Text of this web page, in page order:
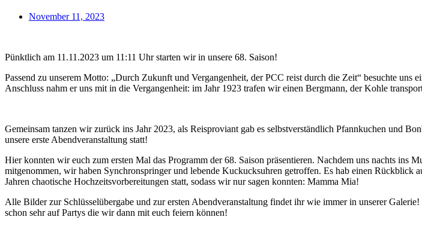
November 11, 2023
Pünktlich am 11.11.2023 um 11:11 Uhr starten wir in unsere 68. Saison!
Passend zu unserem Motto: „Durch Zukunft und Vergangenheit, der PCC reist durch die Zeit“ besuchte uns
Anschluss nahm er uns mit in die Vergangenheit: im Jahr 1923 trafen wir einen Bergmann, der Kohle
Gemeinsam tanzen wir zurück ins Jahr 2023, als Reisproviant gab es selbstverständlich Pfannkuchen und
unsere erste Abendveranstaltung statt!
Hier konnten wir euch zum ersten Mal das Programm der 68. Saison präsentieren. Nachdem uns nachts ins
mitgenommen, wir haben Synchronspringer und lebende Kuckucksuhren getroffen. Es hab einen Rückblick
Jahren chaotische Hochzeitsvorbereitungen statt, sodass wir nur sagen konnten: Mamma Mia!
Alle Bilder zur Schlüsselübergabe und zur ersten Abendveranstaltung findet ihr wie immer in unserer
schon sehr auf Partys die wir dann mit euch feiern können!